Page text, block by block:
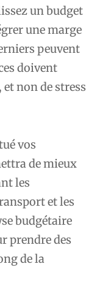
un budget
une marge
peuvent
doivent
non de stress
vos
de mieux
les
et les
budgétaire
prendre des
de la